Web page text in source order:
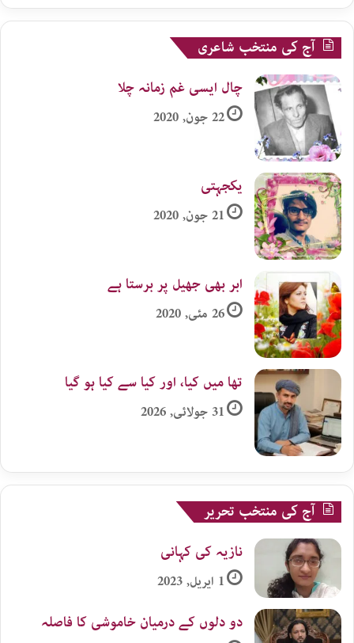
آج کی منتخب شاعری
چال ایسی غم زمانہ چلا
22 جون, 2020
یکجہتی
21 جون, 2020
ابر بھی جھیل پر برستا ہے
26 مئی, 2020
تھا میں کیا، اور کیا سے کیا ہو گیا
31 جولائی, 2026
آج کی منتخب تحریر
نازیہ کی کہانی
1 اپریل, 2023
دو دلوں کے درمیان خاموشی کا فاصلہ